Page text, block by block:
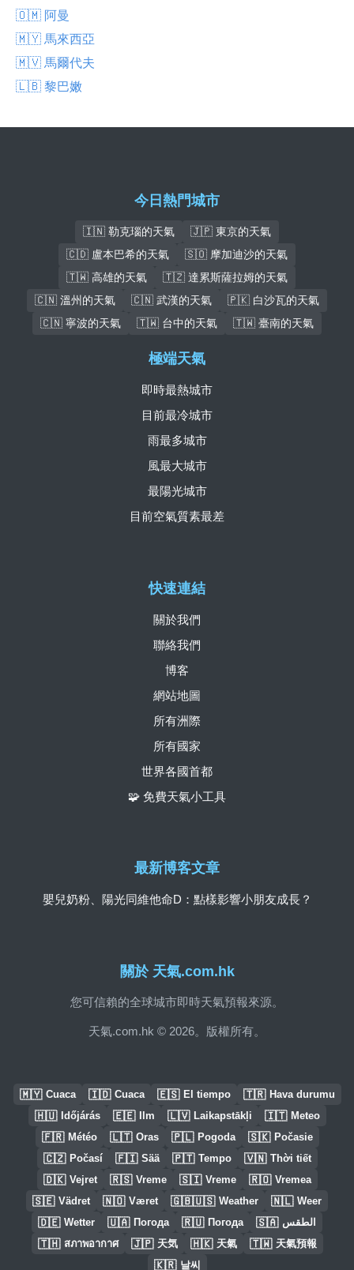
🇴🇲 阿曼
🇲🇾 馬來西亞
🇲🇻 馬爾代夫
🇱🇧 黎巴嫩
今日熱門城市
🇮🇳 勒克瑙的天氣
🇯🇵 東京的天氣
🇨🇩 盧本巴希的天氣
🇸🇴 摩加迪沙的天氣
🇹🇼 高雄的天氣
🇹🇿 達累斯薩拉姆的天氣
🇨🇳 溫州的天氣
🇨🇳 武漢的天氣
🇵🇰 白沙瓦的天氣
🇨🇳 寧波的天氣
🇹🇼 台中的天氣 🇹🇼 臺南的天氣
關於 天氣.com.hk
您可信賴的全球城市即時天氣預報來源。
天氣.com.hk © 2026。版權所有。
快速連結
關於我們
聯絡我們
博客
網站地圖
所有洲際
所有國家
世界各國首都
🧩 免費天氣小工具
極端天氣
即時最熱城市
目前最冷城市
雨最多城市
風最大城市
最陽光城市
目前空氣質素最差
最新博客文章
嬰兒奶粉、陽光同維他命D：點樣影響小朋友成長？
🇲🇾 Cuaca 🇮🇩 Cuaca 🇪🇸 El tiempo 🇹🇷 Hava durumu
🇭🇺 Időjárás 🇪🇪 Ilm 🇱🇻 Laikapstākļi 🇮🇹 Meteo
🇫🇷 Météo 🇱🇹 Oras 🇵🇱 Pogoda 🇸🇰 Počasie
🇨🇿 Počasí 🇫🇮 Sää 🇵🇹 Tempo 🇻🇳 Thời tiết
🇩🇰 Vejret 🇷🇸 Vreme 🇸🇮 Vreme 🇷🇴 Vremea
🇸🇪 Vädret 🇳🇴 Været 🇬🇧🇺🇸 Weather 🇳🇱 Weer
🇩🇪 Wetter 🇺🇦 Погода 🇷🇺 Погода 🇸🇦 الطقس
🇹🇭 สภาพอากาศ 🇯🇵 天気 🇭🇰 天氣 🇹🇼 天氣預報
🇰🇷 날씨